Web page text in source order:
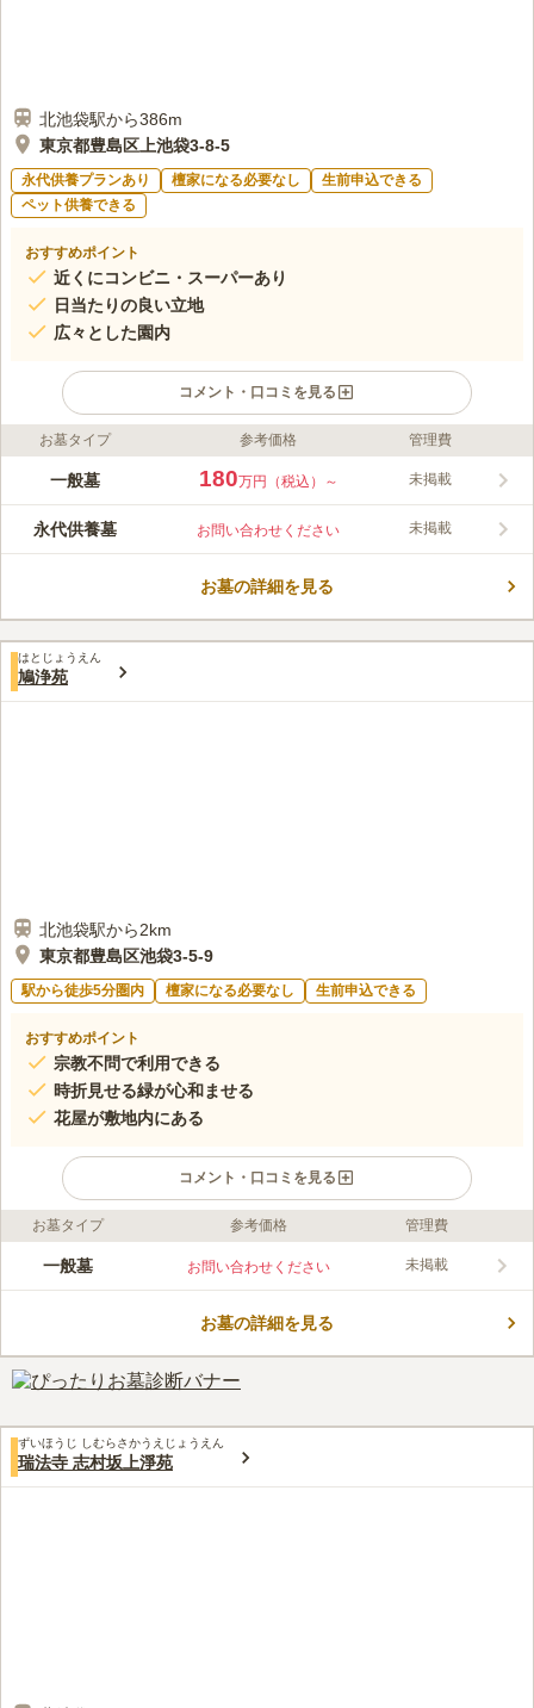
北池袋駅から386m
東京都豊島区上池袋3-8-5
永代供養プランあり 檀家になる必要なし
生前申込できる
ペット供養できる
おすすめポイント
近くにコンビニ・スーパーあり
日当たりの良い立地
広々とした園内
コメント・口コミを見る
ライフドット編集部のコメント
豊島区内東武東上線「北池袋駅」で徒歩約２分と駅からのアクセ
しの際も問題なくご利用できます。 日本三大稲荷のうち一つ、
関東別院としても名が知られている寺院です。 家業繁昌・開運
この霊園はまだ誰からも評価されていません。
お墓タイプ 参考価格 管理費
一般墓 180万円（税込）～ 未掲載
永代供養墓 お問い合わせください 未掲載
お墓の詳細を見る
はとじょうえん
鳩浄苑
北池袋駅から2km
東京都豊島区池袋3-5-9
駅から徒歩5分圏内 檀家になる必要なし 生前申込できる
おすすめポイント
宗教不問で利用できる
時折見せる緑が心和ませる
花屋が敷地内にある
コメント・口コミを見る
ライフドット編集部のコメント
東京都豊島区にある鳩浄苑は、谷端川の緑道が近くにあり、時折
でき、池袋にも出やすい位置にあるため、お参り後に買い物を楽
花を購入していく必要がなく、便利です。
口コミ評価
30代女性
池袋駅で、お花やろうそく等そろえられるので、自宅からいろい
ろ持参しなくても済みます。身軽にいくことができます。
お墓タイプ 参考価格 管理費
一般墓 お問い合わせください 未掲載
お墓の詳細を見る
ずいほうじ しむらさかうえじょうえん
瑞法寺 志村坂上淨苑